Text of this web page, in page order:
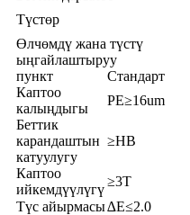
Түстөр
Өлчөмдү жана түстү
ыңгайлаштыруу
пункт
Стандарт
Каптоо
калыңдыгы
PE≥16um
Беттик
карандаштын
катуулугу
≥HB
Каптоо
ийкемдүүлүгү
≥3T
Түс айырмасы∆E≤2.0